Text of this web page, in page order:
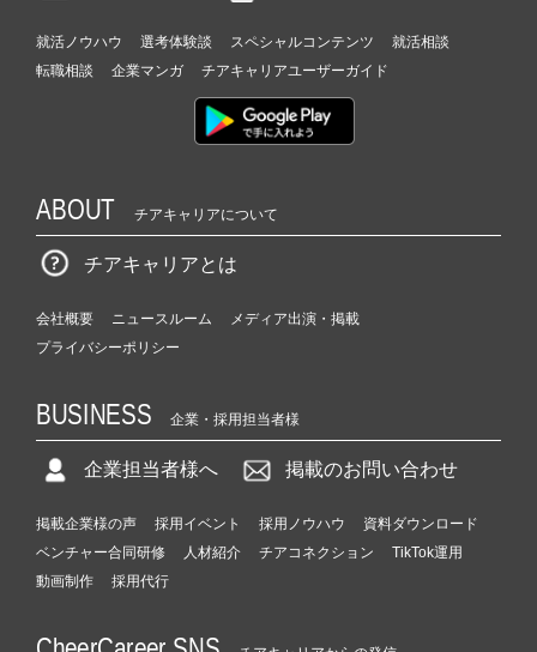
就活ノウハウ 選考体験談 スペシャルコンテンツ
就活相談
転職相談
企業マンガ チアキャリアユーザーガイド
ABOUT チアキャリアについて
チアキャリアとは
会社概要 ニュースルーム
メディア出演・掲載
プライバシーポリシー
BUSINESS 企業・採用担当者様
企業担当者様へ 掲載のお問い合わせ
掲載企業様の声 採用イベント 採用ノウハウ
資料ダウンロード
ベンチャー合同研修
人材紹介 チアコネクション
TikTok運用
動画制作
採用代行